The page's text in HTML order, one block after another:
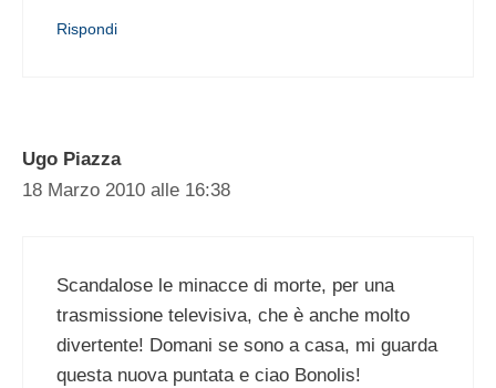
Rispondi
Ugo Piazza
18 Marzo 2010 alle 16:38
Scandalose le minacce di morte, per una
trasmissione televisiva, che è anche molto
divertente! Domani se sono a casa, mi guarda
questa nuova puntata e ciao Bonolis!